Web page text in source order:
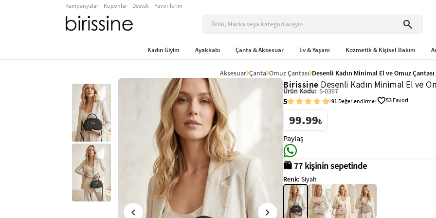
Kampanyalar Kuponlar Destek Favorilerim
search
Kadın Giyim Ayakkabı Çanta & Aksesuar Ev & Yaşam Kozmetik & Kişisel Bakım
Aksesuar Çanta Omuz Çantası Desenli Kadın Minimal El ve Omuz Çantası
chevron_left chevron_right
Birissine Desenli Kadın Minimal El ve
Ürün Kodu: S-0397
5 91 Değerlendirme favorite53 Favori
99.99₺
Paylaş
🛍️ 77 kişinin sepetinde
Renk: Siyah